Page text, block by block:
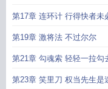
第17章 连环计 行得快者未
得远
第19章 激将法 不过尔尔
第21章 勾魂索 轻轻一拉勾
个魂
第23章 笑里刀 权当先生是